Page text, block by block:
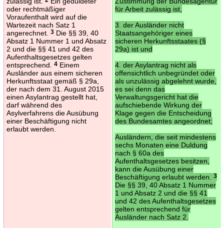
oder rechtmäßiger
Voraufenthalt wird auf die
Wartezeit nach Satz 1
angerechnet.
3Die §§ 39, 40
Absatz 1 Nummer 1 und Absatz
2 und die §§ 41 und 42 des
Aufenthaltsgesetzes gelten
entsprechend.
4Einem
Ausländer aus einem sicheren
Herkunftsstaat gemäß § 29a,
der nach dem 31. August 2015
einen Asylantrag gestellt hat,
darf während des
Asylverfahrens die Ausübung
einer Beschäftigung nicht
erlaubt werden.
für Arbeit zulässig ist,
3. der Ausländer nicht
Staatsangehöriger eines
sicheren Herkunftsstaates (§
29a) ist und
4. der Asylantrag nicht als
offensichtlich unbegründet oder
als unzulässig abgelehnt wurde,
es sei denn das
Verwaltungsgericht hat die
aufschiebende Wirkung der
Klage gegen die Entscheidung
des Bundesamtes angeordnet;
Ausländern, die seit mindestens
sechs Monaten eine Duldung
nach § 60a des
Aufenthaltsgesetzes besitzen,
kann die Ausübung einer
Beschäftigung erlaubt werden.
3
Die §§ 39, 40 Absatz 1 Nummer
1 und Absatz 2 und die §§ 41
und 42 des Aufenthaltsgesetzes
gelten entsprechend für
Ausländer nach Satz 2.